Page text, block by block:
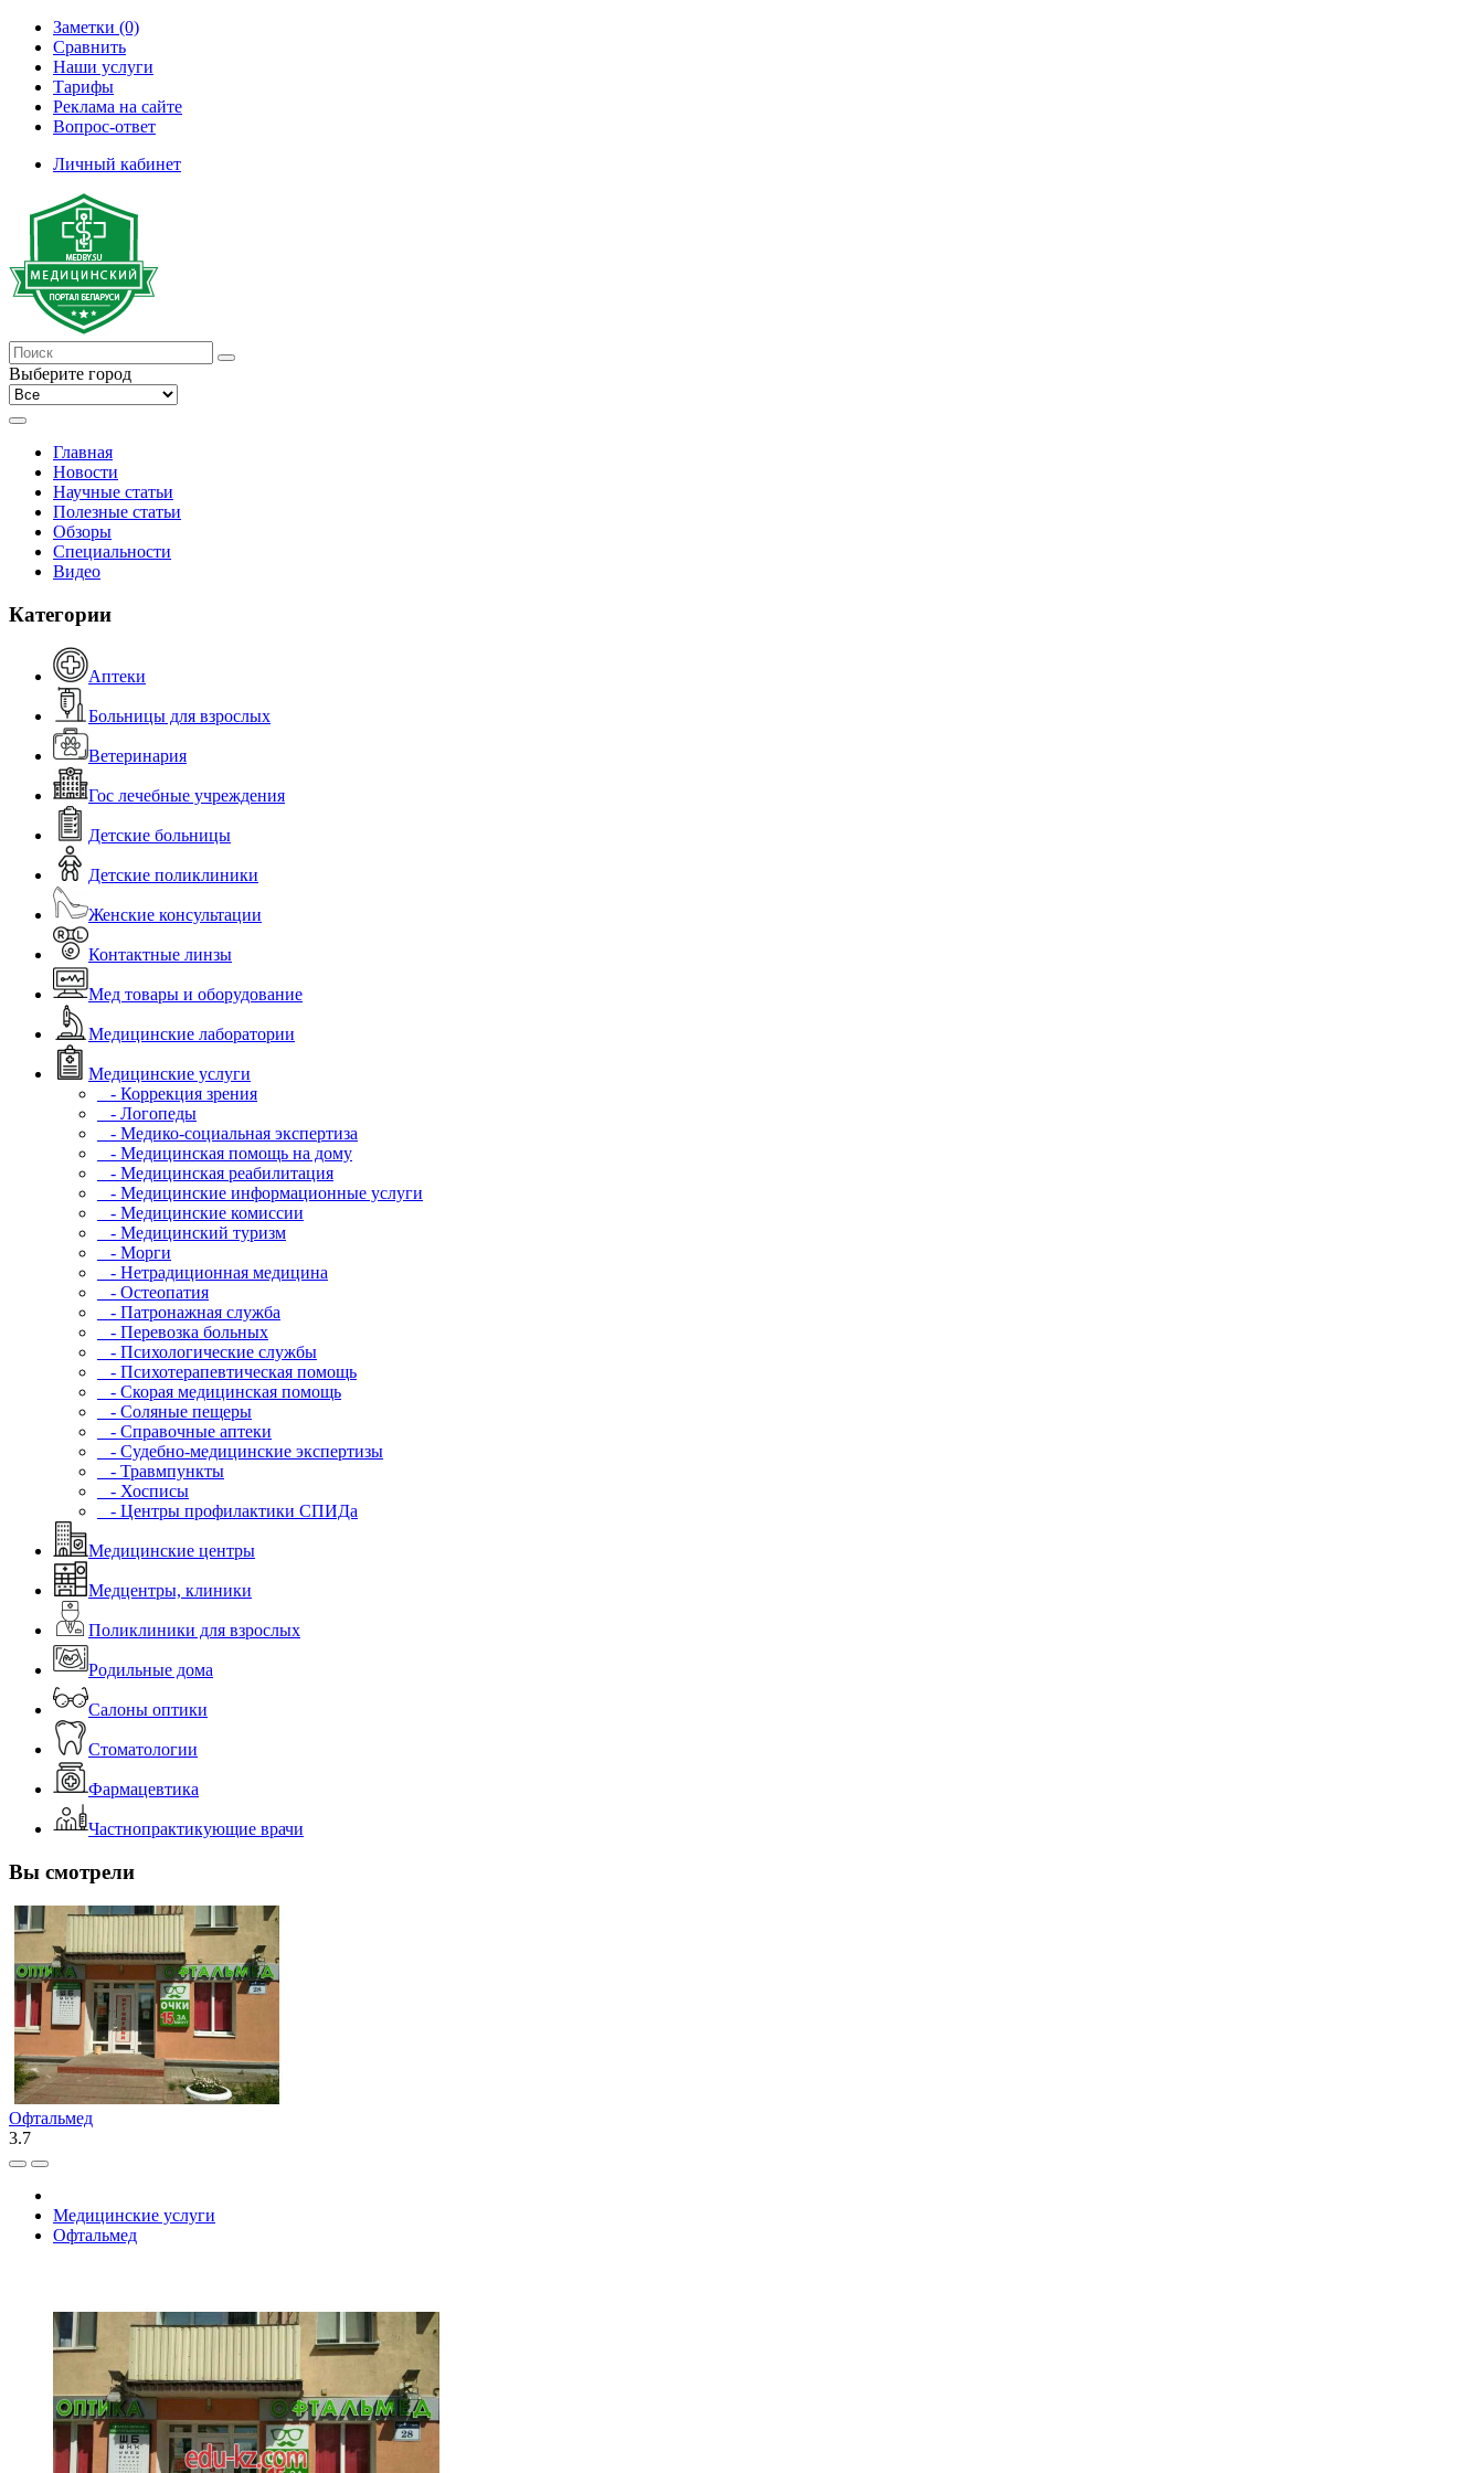
Заметки (0)
Сравнить
Наши услуги
Тарифы
Реклама на сайте
Вопрос-ответ
Личный кабинет
Выберите город
Главная
Новости
Научные статьи
Полезные статьи
Обзоры
Специальности
Видео
Категории
Аптеки
Больницы для взрослых
Ветеринария
Гос лечебные учреждения
Детские больницы
Детские поликлиники
Женские консультации
Контактные линзы
Мед товары и оборудование
Медицинские лаборатории
Медицинские услуги
- Коррекция зрения
- Логопеды
- Медико-социальная экспертиза
- Медицинская помощь на дому
- Медицинская реабилитация
- Медицинские информационные услуги
- Медицинские комиссии
- Медицинский туризм
- Морги
- Нетрадиционная медицина
- Остеопатия
- Патронажная служба
- Перевозка больных
- Психологические службы
- Психотерапевтическая помощь
- Скорая медицинская помощь
- Соляные пещеры
- Справочные аптеки
- Судебно-медицинские экспертизы
- Травмпункты
- Хосписы
- Центры профилактики СПИДа
Медицинские центры
Медцентры, клиники
Поликлиники для взрослых
Родильные дома
Салоны оптики
Стоматологии
Фармацевтика
Частнопрактикующие врачи
Вы смотрели
Офтальмед
3.7
Медицинские услуги
Офтальмед